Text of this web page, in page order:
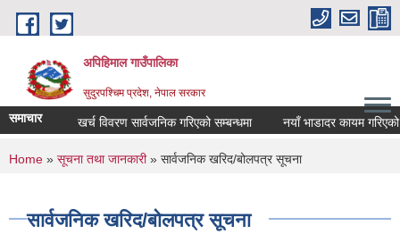
Skip to main content
अपिहिमाल गाउँपालिका
सुदुरपश्चिम प्रदेश, नेपाल सरकार
समाचार खर्च विवरण सार्वजनिक गरिएको सम्बन्धमा नयाँ भाडादर कायम गरिएको
You are here
Home » सूचना तथा जानकारी» सार्वजनिक खरिद/बोलपत्र सूचना
सार्वजनिक खरिद/बोलपत्र सूचना